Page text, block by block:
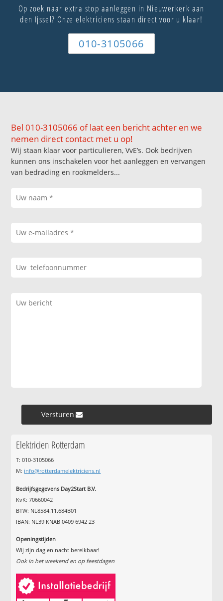
Op zoek naar extra stop aanleggen in Nieuwerkerk aan
den Ijssel? Onze elektriciens staan direct voor u klaar!
010-3105066
Bel 010-3105066 of laat een bericht achter en we
nemen direct contact met u op!
Wij staan klaar voor particulieren, VvE’s. Ook bedrijven
kunnen ons inschakelen voor het aanleggen en vervangen
van bedrading en rookmelders...
Versturen »
Elektricien Rotterdam
T: 010-3105066
M: info@rotterdamelektriciens.nl
Bedrijfsgegevens Day2Start B.V.
KvK: 70660042
BTW: NL8584.11.684B01
IBAN: NL39 KNAB 0409 6942 23
Openingstijden
Wij zijn dag en nacht bereikbaar!
Ook in het weekend en op feestdagen